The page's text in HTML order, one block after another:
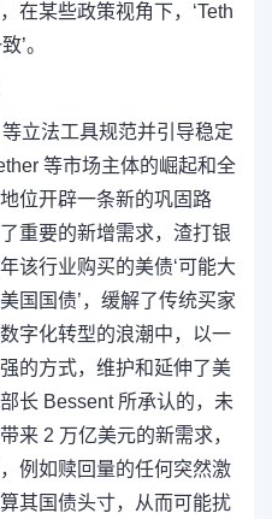
在某些政策视角下，‘Teth
’。
立法工具规范并引导稳定
等市场主体的崛起和全
位开辟一条新的巩固路
重要的新增需求，渣打银
该行业购买的美债‘可能大
国国债’，缓解了传统买家
字化转型的浪潮中，以一
的方式，维护和延伸了美
长 Bessent 所承认的，未
来 2 万亿美元的新需求，
例如赎回量的任何突然激
其国债头寸，从而可能扰